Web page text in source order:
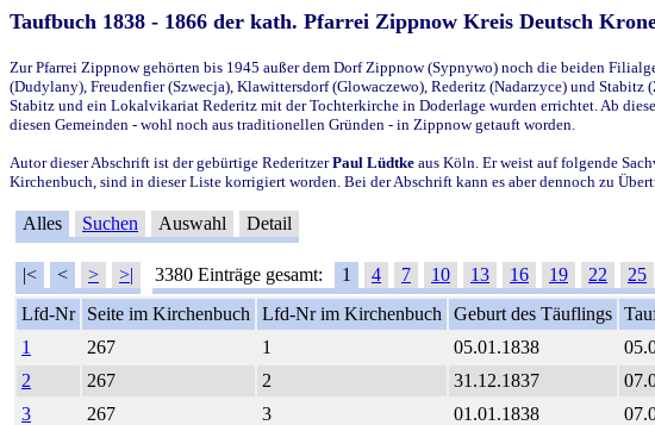
Taufbuch 1838 - 1866 der kath. Pfarrei Zippnow Kreis Deutsch
Zur Pfarrei Zippnow gehörten bis 1945 außer dem Dorf Zippnow (Sypnywo) noch die beiden
(Dudylany), Freudenfier (Szwecja), Klawittersdorf (Glowaczewo), Rederitz (Nadarzyce) und
Stabitz und ein Lokalvikariat Rederitz mit der Tochterkirche in Doderlage wurden errichtet. Ab
diesen Gemeinden - wohl noch aus traditionellen Gründen - in Zippnow getauft worden.
Autor dieser Abschrift ist der gebürtige RederitzerPaul Lüdtke aus Köln. Er weist auf folgende
Kirchenbuch, sind in dieser Liste korrigiert worden. Bei der Abschrift kann es aber dennoch zu
Alles Suchen Auswahl Detail
|< < > >| 3380 Einträge gesamt: 1 4 7 10 13 16 19 22 25
Lfd-Nr
Seite im Kirchenbuch Lfd-Nr im Kirchenbuch Geburt des Täuflings
1
267 1 05.01.1838
2
267 2 31.12.1837
3
267 3 01.01.1838